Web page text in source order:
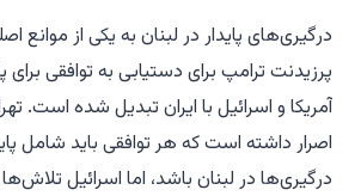
درگیری‌های پایدار در لبنان به یکی از موانع
پرزیدنت ترامپ برای دستیابی به توافقی
آمریکا و اسرائیل با ایران تبدیل شده است.
اصرار داشته است که هر توافقی باید شامل
درگیری‌ها در لبنان باشد، اما اسرائیل